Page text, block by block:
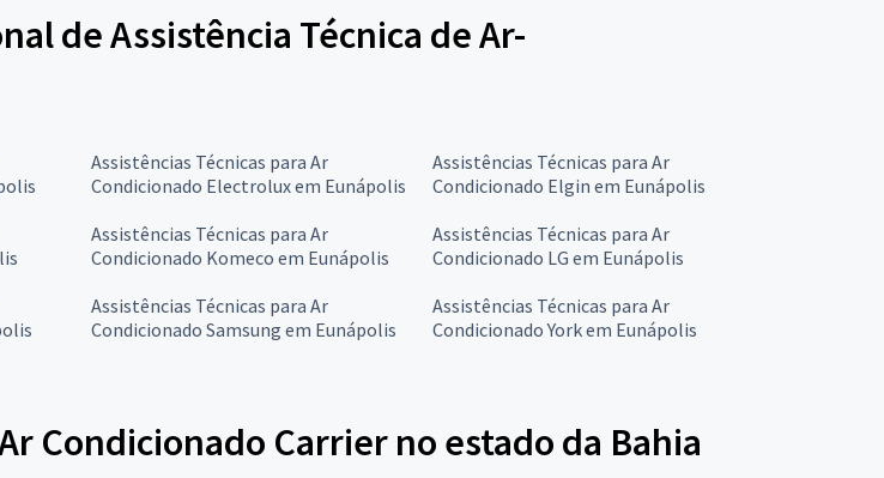
de Assistência Técnica de Ar-
Assistências Técnicas para Ar
Condicionado Electrolux em Eunápolis
Assistências Técnicas para Ar
Condicionado Elgin em Eunápolis
Assistências Técnicas para Ar
Condicionado Komeco em Eunápolis
Assistências Técnicas para Ar
Condicionado LG em Eunápolis
Assistências Técnicas para Ar
Condicionado Samsung em Eunápolis
Assistências Técnicas para Ar
Condicionado York em Eunápolis
Condicionado Carrier no estado da Bahia